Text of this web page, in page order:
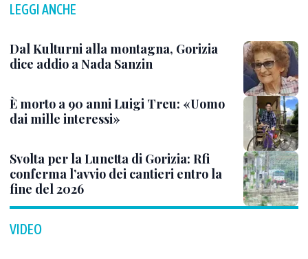
LEGGI ANCHE
Dal Kulturni alla montagna, Gorizia
dice addio a Nada Sanzin
È morto a 90 anni Luigi Treu: «Uomo
dai mille interessi»
Svolta per la Lunetta di Gorizia: Rfi
conferma l’avvio dei cantieri entro la
fine del 2026
VIDEO